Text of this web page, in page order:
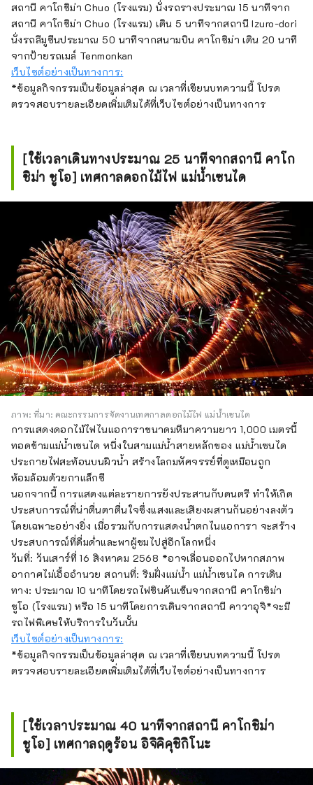
สถานี คาโกชิม่า Chuo (โรงแรม) นั่งรถรางประมาณ 15 นาทีจาก
สถานี คาโกชิม่า Chuo (โรงแรม) เดิน 5 นาทีจากสถานี Izuro-dori
นั่งรถลีมูซีนประมาณ 50 นาทีจากสนามบิน คาโกชิม่า เดิน 20 นาที
จากป้ายรถเมล์ Tenmonkan
เว็บไซต์อย่างเป็นทางการ:
*ข้อมูลกิจกรรมเป็นข้อมูลล่าสุด ณ เวลาที่เขียนบทความนี้ โปรด
ตรวจสอบรายละเอียดเพิ่มเติมได้ที่เว็บไซต์อย่างเป็นทางการ
[ใช้เวลาเดินทางประมาณ 25 นาทีจากสถานี คาโก
ชิม่า ชูโอ] เทศกาลดอกไม้ไฟ แม่น้ำเซนได
ภาพ: ที่มา: คณะกรรมการจัดงานเทศกาลดอกไม้ไฟ แม่น้ำเซนได
การแสดงดอกไม้ไฟไนแอการาขนาดมหึมาความยาว 1,000 เมตรนี้
ทอดข้ามแม่น้ำเซนได หนึ่งในสามแม่น้ำสายหลักของ แม่น้ำเซนได
ประกายไฟสะท้อนบนผิวน้ำ สร้างโลกมหัศจรรย์ที่ดูเหมือนถูก
ห้อมล้อมด้วยกาแล็กซี
นอกจากนี้ การแสดงแต่ละรายการยังประสานกับดนตรี ทำให้เกิด
ประสบการณ์ที่น่าตื่นตาตื่นใจซึ่งแสงและเสียงผสานกันอย่างลงตัว
โดยเฉพาะอย่างยิ่ง เมื่อรวมกับการแสดงน้ำตกไนแอการา จะสร้าง
ประสบการณ์ที่ดื่มด่ำและพาผู้ชมไปสู่อีกโลกหนึ่ง
วันที่: วันเสาร์ที่ 16 สิงหาคม 2568 *อาจเลื่อนออกไปหากสภาพ
อากาศไม่เอื้ออำนวย สถานที่: ริมฝั่งแม่น้ำ แม่น้ำเซนได การเดิน
ทาง: ประมาณ 10 นาทีโดยรถไฟชินคันเซ็นจากสถานี คาโกชิม่า
ชูโอ (โรงแรม) หรือ 15 นาทีโดยการเดินจากสถานี คาวาอุจิ*จะมี
รถไฟพิเศษให้บริการในวันนั้น
เว็บไซต์อย่างเป็นทางการ:
*ข้อมูลกิจกรรมเป็นข้อมูลล่าสุด ณ เวลาที่เขียนบทความนี้ โปรด
ตรวจสอบรายละเอียดเพิ่มเติมได้ที่เว็บไซต์อย่างเป็นทางการ
[ใช้เวลาประมาณ 40 นาทีจากสถานี คาโกชิม่า
ชูโอ] เทศกาลฤดูร้อน อิจิคิคุชิกิโนะ